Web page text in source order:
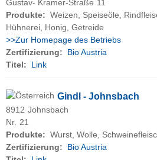
Gustav- Kramer-Straße 11
Produkte: Weizen, Speiseöle,
Hühnerei, Honig, Getreide
>>Zur Homepage des Betriebs
Zertifizierung:
Bio Austria
Titel:
Link
Gindl - Johnsbach
8912 Johnsbach
Nr. 21
Produkte: Wurst, Wolle,
Zertifizierung:
Bio Austria